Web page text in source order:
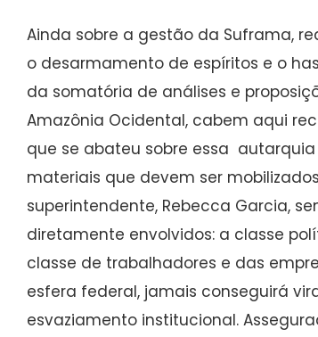
Ainda sobre a gestão da Suframa,
o desarmamento de espíritos e o
da somatória de análises e
Amazônia Ocidental, cabem aqui
que se abateu sobre essa
materiais que devem ser
superintendente, Rebecca Garcia,
diretamente envolvidos: a classe
classe de trabalhadores e das
esfera federal, jamais conseguirá
esvaziamento institucional.